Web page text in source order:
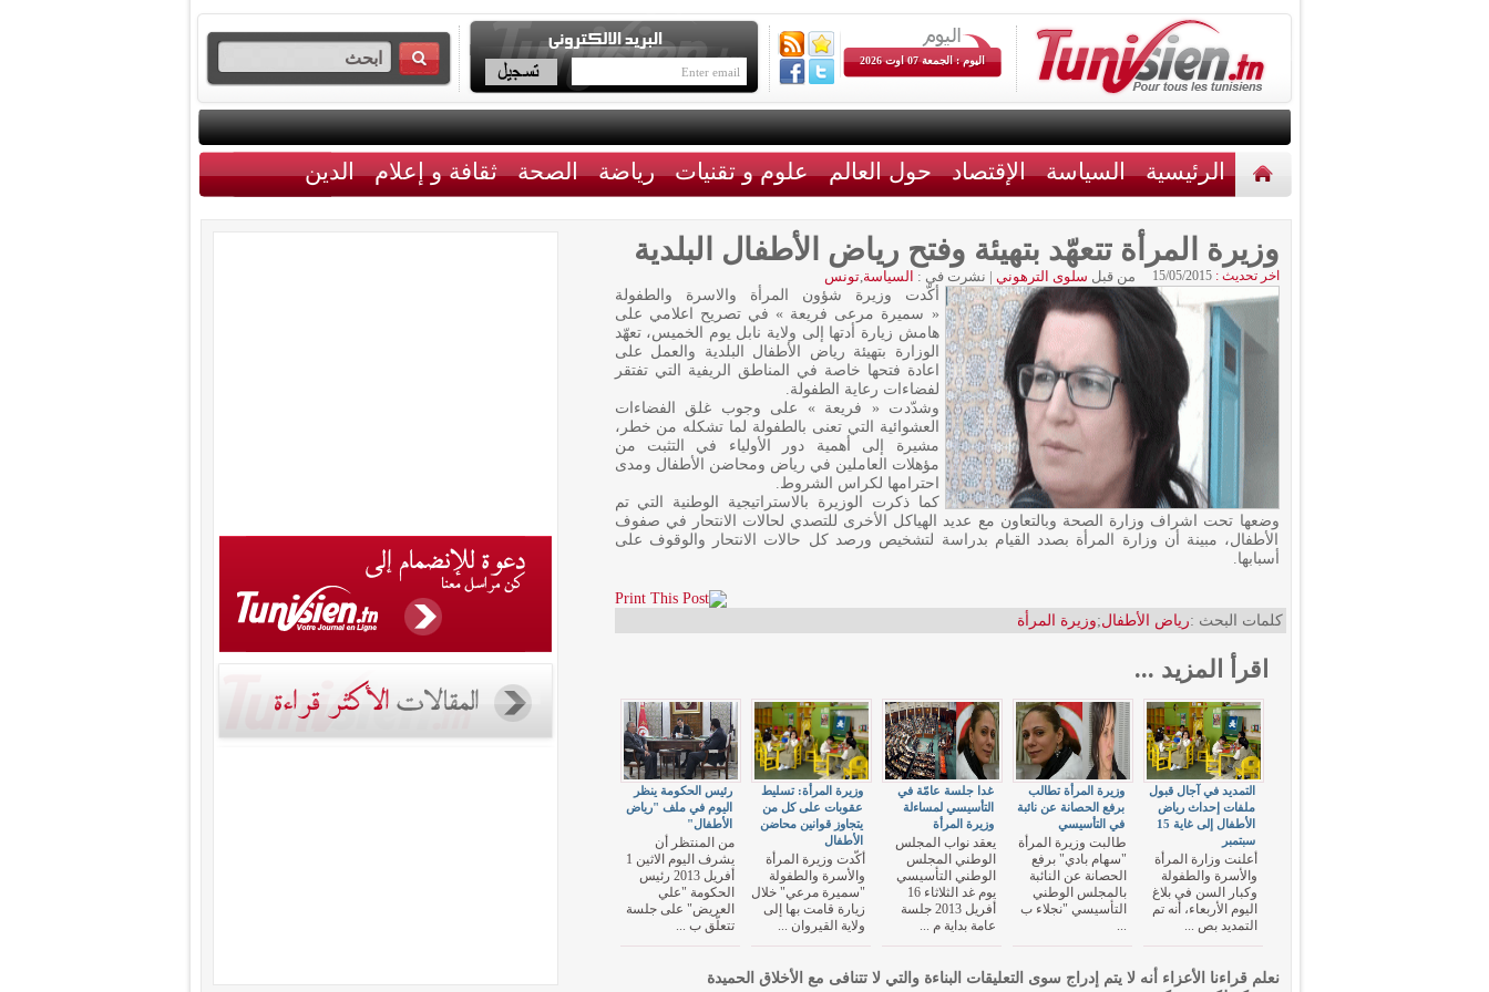
اليوم : الجمعة 07 اوت 2026
الرئيسية السياسة الإقتصاد حول العالم علوم و تقنيات رياضة الصحة ثقافة و إعلام الدين
اتصل بنا
وزيرة المرأة تتعهّد بتهيئة وفتح رياض الأطفال البلدية
اخر تحديث : 15/05/2015 من قبل سلوى الترهوني | نشرت في : السياسة,تونس
أكّدت وزيرة شؤون المرأة والاسرة والطفولة
« سميرة مرعى فريعة » في تصريح اعلامي على
هامش زيارة أدتها إلى ولاية نابل يوم الخميس، تعهّد
الوزارة بتهيئة رياض الأطفال البلدية والعمل على
اعادة فتحها خاصة في المناطق الريفية التي تفتقر
لفضاءات رعاية الطفولة.
وشدّدت « فريعة » على وجوب غلق الفضاءات
العشوائية التي تعنى بالطفولة لما تشكله من خطر،
مشيرة إلى أهمية دور الأولياء في التثبت من
مؤهلات العاملين في رياض ومحاضن الأطفال ومدى
احترامها لكراس الشروط.
كما ذكرت الوزيرة بالاستراتيجية الوطنية التي تم
وضعها تحت اشراف وزارة الصحة وبالتعاون مع عديد الهياكل الأخرى للتصدي لحالات الانتحار في صفوف
الأطفال، مبينة أن وزارة المرأة بصدد القيام بدراسة لتشخيص ورصد كل حالات الانتحار والوقوف على
أسبابها.
كلمات البحث :رياض الأطفال;وزيرة المرأة
اقرأ المزيد ...
رئيس الحكومة ينظر
اليوم في ملف "رياض
الأطفال"
من المنتظر أن
يشرف اليوم الاثين 1
أفريل 2013 رئيس
الحكومة "علي
العريض" على جلسة
تتعلّق ب ...
وزيرة المرأة: تسليط
عقوبات على كل من
يتجاوز قوانين محاضن
الأطفال
أكّدت وزيرة المرأة
والأسرة والطفولة
"سميرة مرعي" خلال
زيارة قامت بها إلى
ولاية القيروان ...
غدا جلسة عامّة في
التأسيسي لمساءلة
وزيرة المرأة
يعقد نواب المجلس
الوطني المجلس
الوطني التأسيسي
يوم غد الثلاثاء 16
أفريل 2013 جلسة
عامة بداية م ...
وزيرة المرأة تطالب
برفع الحصانة عن نائبة
في التأسيسي
طالبت وزيرة المرأة
"سهام بادي" برفع
الحصانة عن النائبة
بالمجلس الوطني
التأسيسي "نجلاء ب
...
التمديد في آجال قبول
ملفات إحداث رياض
الأطفال إلى غاية 15
سبتمبر
أعلنت وزارة المرأة
والأسرة والطفولة
وكبار السن في بلاغ
اليوم الأربعاء، أنه تم
التمديد بص ...
نعلم قراءنا الأعزاء أنه لا يتم إدراج سوى التعليقات البناءة والتي لا تتنافى مع الأخلاق الحميدة